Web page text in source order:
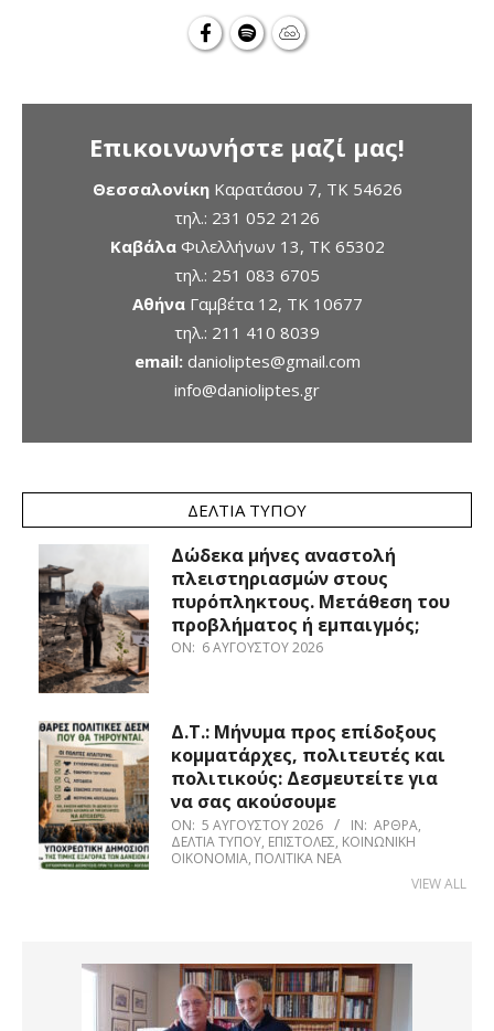
Επικοινωνήστε μαζί μας!
ΘεσσαλονίκηΚαρατάσου 7, TK 54626
τηλ.: 231 052 2126
ΚαβάλαΦιλελλήνων 13, ΤΚ 65302
τηλ.: 251 083 6705
ΑθήναΓαμβέτα 12, ΤΚ 10677
τηλ.: 211 410 8039
email: danioliptes@gmail.com
info@danioliptes.gr
ΔΕΛΤΊΑ ΤΎΠΟΥ
Δώδεκα μήνες αναστολή
πλειστηριασμών στους
πυρόπληκτους. Μετάθεση του
προβλήματος ή εμπαιγμός;
ON: 6 ΑΥΓΟΎΣΤΟΥ 2026
Δ.Τ.: Μήνυμα προς επίδοξους
κομματάρχες, πολιτευτές και
πολιτικούς: Δεσμευτείτε για
να σας ακούσουμε
ON: 5 ΑΥΓΟΎΣΤΟΥ 2026 IN: ΆΡΘΡΑ,
ΔΕΛΤΊΑ ΤΎΠΟΥ, ΕΠΙΣΤΟΛΈΣ, ΚΟΙΝΩΝΙΚΉ
ΟΙΚΟΝΟΜΊΑ, ΠΟΛΙΤΙΚΆ ΝΈΑ
VIEW ALL